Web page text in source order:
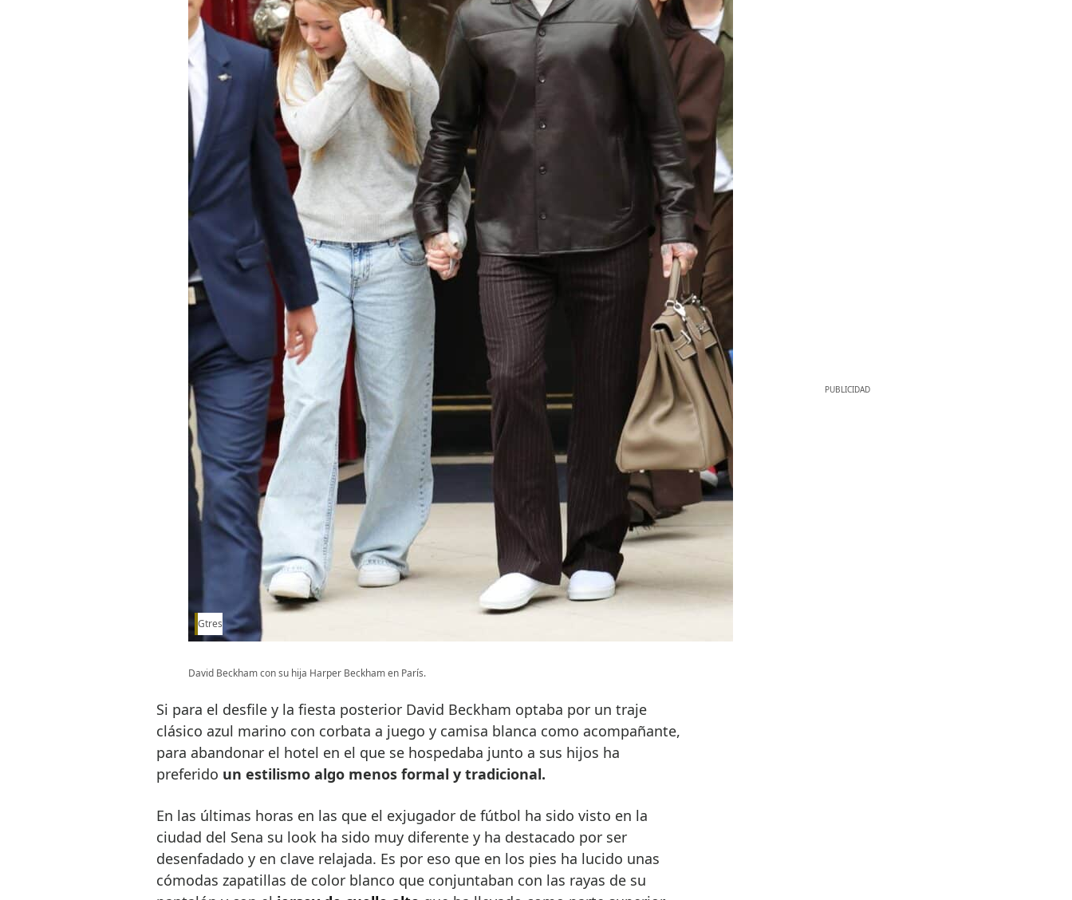
Gtres
David Beckham con su hija Harper Beckham en París.
Si para el desfile y la fiesta posterior David Beckham optaba por un traje
clásico azul marino con corbata a juego y camisa blanca como acompañante,
para abandonar el hotel en el que se hospedaba junto a sus hijos ha
preferido un estilismo algo menos formal y tradicional.
En las últimas horas en las que el exjugador de fútbol ha sido visto en la
ciudad del Sena su look ha sido muy diferente y ha destacado por ser
desenfadado y en clave relajada. Es por eso que en los pies ha lucido unas
cómodas zapatillas de color blanco que conjuntaban con las rayas de su